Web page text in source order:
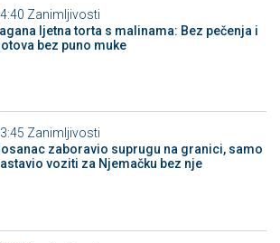
Zanimljivosti
ljetna torta s malinama: Bez pečenja i
bez puno muke
Zanimljivosti
zaboravio suprugu na granici, samo
voziti za Njemačku bez nje